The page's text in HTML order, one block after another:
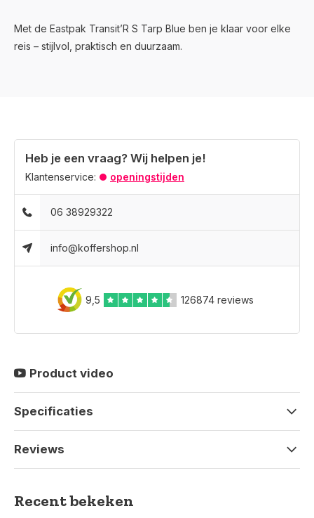
Met de Eastpak Transit’R S Tarp Blue ben je klaar voor elke
reis – stijlvol, praktisch en duurzaam.
Heb je een vraag? Wij helpen je!
Klantenservice: openingstijden
06 38929322
info@koffershop.nl
9,5 126874 reviews
Product video
Specificaties
Reviews
Recent bekeken